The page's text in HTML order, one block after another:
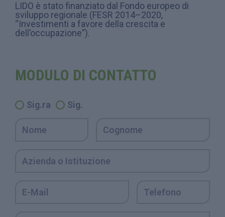
LIDO è stato finanziato dal Fondo europeo di
sviluppo regionale (FESR 2014–2020,
“Investimenti a favore della crescita e
dell’occupazione”).
MODULO DI CONTATTO
Sig.ra Sig.